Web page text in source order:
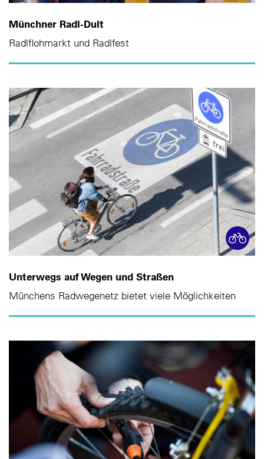
Münchner Radl-Dult
Radlflohmarkt und Radlfest
Unterwegs auf Wegen und Straßen
Münchens Radwegenetz bietet viele Möglichkeiten